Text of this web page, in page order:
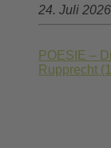
24. Juli 2026
POESIE –
Rupprecht